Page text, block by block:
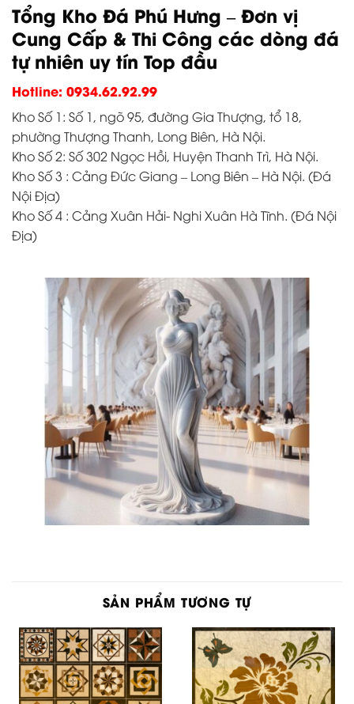
Tổng Kho Đá Phú Hưng – Đơn vị
Cung Cấp & Thi Công các dòng đá
tự nhiên uy tín Top đầu
Hotline: 0934.62.92.99
Kho Số 1: Số 1, ngõ 95, đường Gia Thượng, tổ 18,
phường Thượng Thanh, Long Biên, Hà Nội.
Kho Số 2: Số 302 Ngọc Hồi, Huyện Thanh Trì, Hà Nội.
Kho Số 3 : Cảng Đức Giang – Long Biên – Hà Nội. (Đá
Nội Địa)
Kho Số 4 : Cảng Xuân Hải- Nghi Xuân Hà Tĩnh. (Đá Nội
Địa)
SẢN PHẨM TƯƠNG TỰ